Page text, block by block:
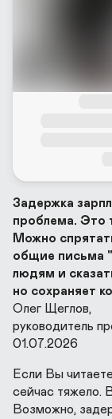
Задержка
проблема. Это
Можно
общие письма
людям и
но сохраняет
Олег Щеглов,
руководитель
01.07.2026
Если Вы
сейчас тяжело.
Возможно,